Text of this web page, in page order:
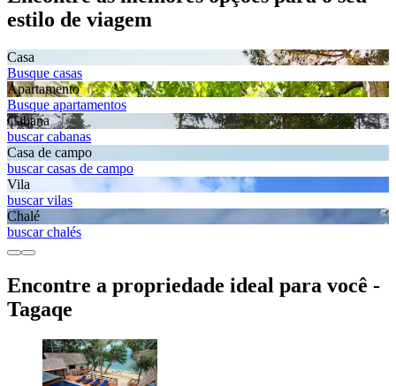
estilo de viagem
Casa
Busque casas
Apartamento
Busque apartamentos
Cabana
buscar cabanas
Casa de campo
buscar casas de campo
Vila
buscar vilas
Chalé
buscar chalés
Encontre a propriedade ideal para você -
Tagaqe